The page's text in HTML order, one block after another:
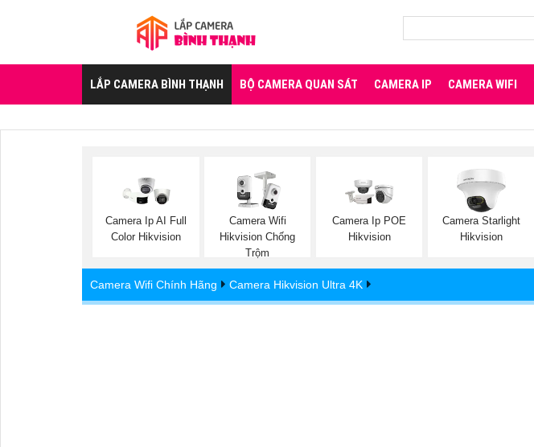
LẮP CAMERA BÌNH THẠNH BỘ CAMERA QUAN SÁT CAMERA IP CAMERA WIFI
Camera Ip AI Full
Color Hikvision
Camera Wifi
Hikvision Chống
Trộm
Camera Ip POE
Hikvision
Camera Starlight
Hikvision
Camera Wifi Chính Hãng Camera Hikvision Ultra 4K